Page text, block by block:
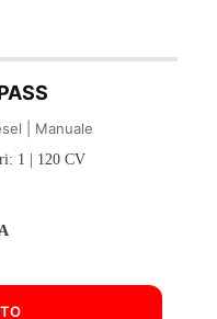
| Manuale
1 | 120 CV